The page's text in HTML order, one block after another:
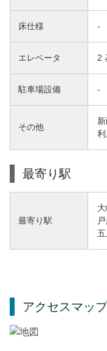
床仕様 -
エレベータ 2
駐車場設備 -
その他
最寄り駅
最寄り駅
アクセスマッ